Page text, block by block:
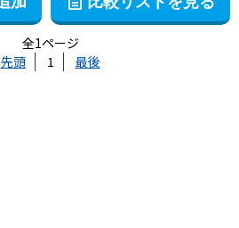
全1ページ
先頭
1 最後